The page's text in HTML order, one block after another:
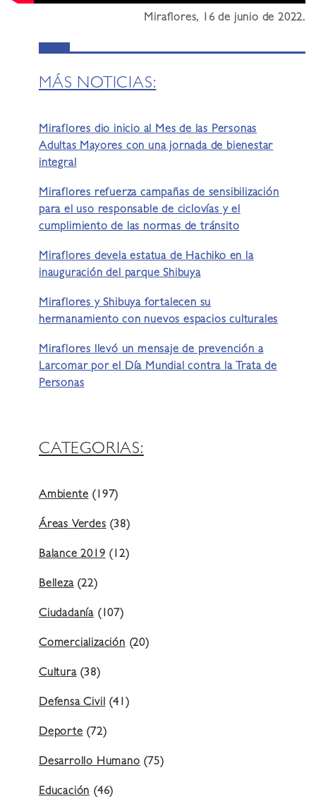
Miraflores, 16 de junio de 2022.
MÁS NOTICIAS:
Miraflores dio inicio al Mes de las Personas
Adultas Mayores con una jornada de bienestar
integral
Miraflores refuerza campañas de sensibilización
para el uso responsable de ciclovías y el
cumplimiento de las normas de tránsito
Miraflores devela estatua de Hachiko en la
inauguración del parque Shibuya
Miraflores y Shibuya fortalecen su
hermanamiento con nuevos espacios culturales
Miraflores llevó un mensaje de prevención a
Larcomar por el Día Mundial contra la Trata de
Personas
CATEGORIAS:
Ambiente (197)
Áreas Verdes (38)
Balance 2019 (12)
Belleza(22)
Ciudadanía (107)
Comercialización (20)
Cultura(38)
Defensa Civil (41)
Deporte (72)
Desarrollo Humano (75)
Educación (46)